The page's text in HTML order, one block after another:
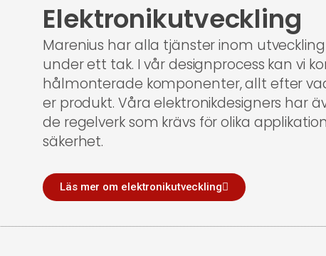
Elektronikutveckling
Marenius har alla tjänster inom
under ett tak. I vår designprocess kan vi
hålmonterade komponenter, allt efter
er produkt. Våra elektronikdesigners har
de regelverk som krävs för olika
säkerhet.
Läs mer om elektronikutveckling